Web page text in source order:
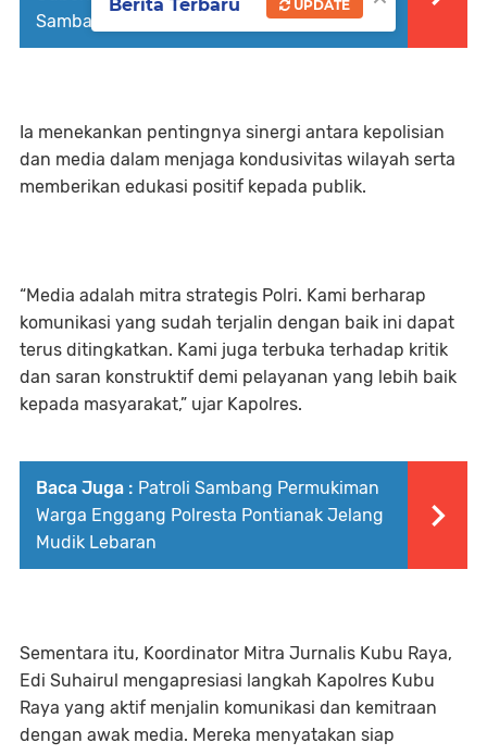
Sambas
Ia menekankan pentingnya sinergi antara kepolisian
dan media dalam menjaga kondusivitas wilayah serta
memberikan edukasi positif kepada publik.
“Media adalah mitra strategis Polri. Kami berharap
komunikasi yang sudah terjalin dengan baik ini dapat
terus ditingkatkan. Kami juga terbuka terhadap kritik
dan saran konstruktif demi pelayanan yang lebih baik
kepada masyarakat,” ujar Kapolres.
Baca Juga : Patroli Sambang Permukiman
Warga Enggang Polresta Pontianak Jelang
Mudik Lebaran
Sementara itu, Koordinator Mitra Jurnalis Kubu Raya,
Edi Suhairul mengapresiasi langkah Kapolres Kubu
Raya yang aktif menjalin komunikasi dan kemitraan
dengan awak media. Mereka menyatakan siap
Berita Terbaru UPDATE